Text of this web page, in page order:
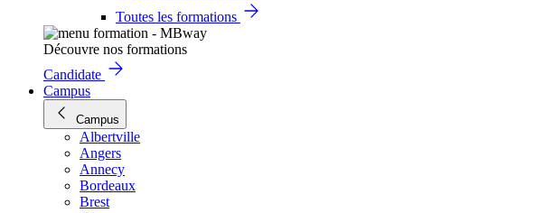
Toutes les formations
Découvre nos formations
Candidate
Campus
Campus
Albertville
Angers
Annecy
Bordeaux
Brest